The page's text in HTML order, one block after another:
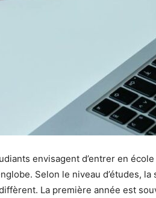
envisagent d’entrer en
Selon le niveau d’études,
La première année est